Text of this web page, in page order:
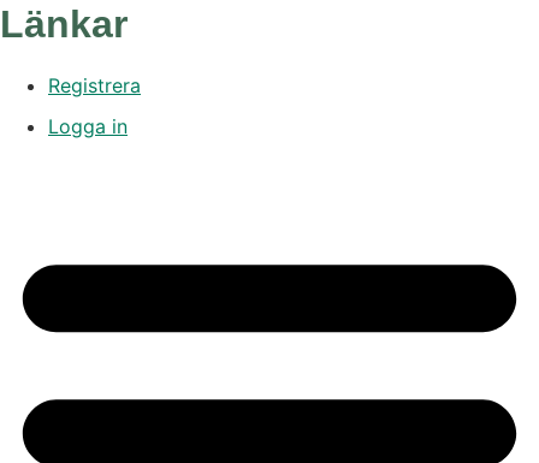
Länkar
Registrera
Logga in